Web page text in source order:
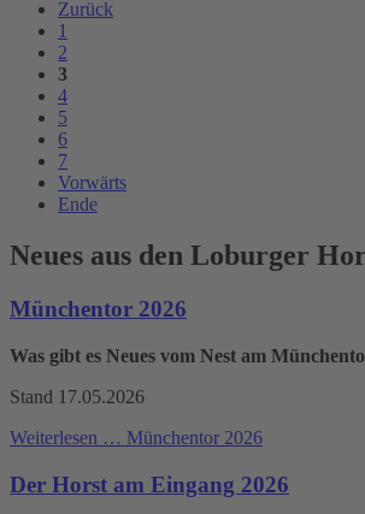
Zurück
1
2
3
4
5
6
7
Vorwärts
Ende
Neues aus den Loburger
Münchentor 2026
Was gibt es Neues vom Nest am
Stand 17.05.2026
Weiterlesen … Münchentor 2026
Der Horst am Eingang 2026